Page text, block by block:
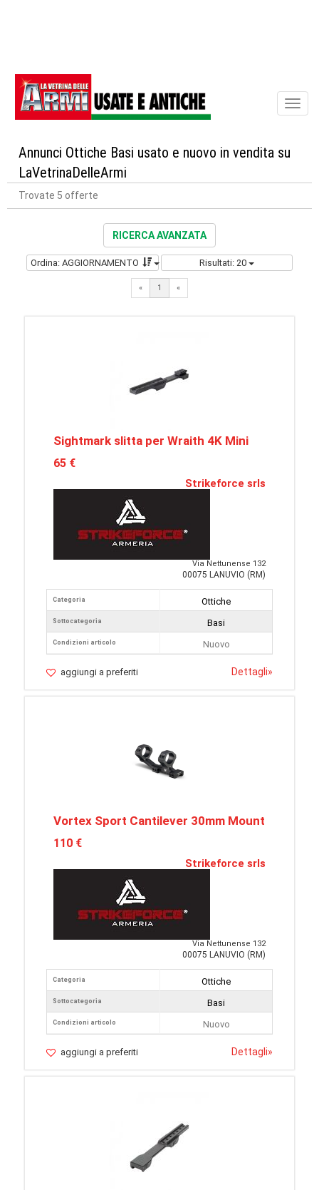
Annunci Ottiche Basi usato e nuovo in vendita su
LaVetrinaDelleArmi
Trovate 5 offerte
RICERCA AVANZATA
Ordina: AGGIORNAMENTO Risultati: 20
« 1 «
Sightmark slitta per Wraith 4K Mini
65 €
Strikeforce srls
Via Nettunense 132
00075 LANUVIO (RM)
Categoria
Sottocategoria
Condizioni articolo
Ottiche
Basi
Nuovo
aggiungi a preferiti Dettagli»
Vortex Sport Cantilever 30mm Mount
110 €
Strikeforce srls
Via Nettunense 132
00075 LANUVIO (RM)
Categoria
Sottocategoria
Condizioni articolo
Ottiche
Basi
Nuovo
aggiungi a preferiti Dettagli»